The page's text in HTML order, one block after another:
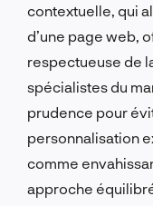
contextuelle, qui
d’une page web,
respectueuse de
spécialistes du
prudence pour
personnalisation
comme
approche